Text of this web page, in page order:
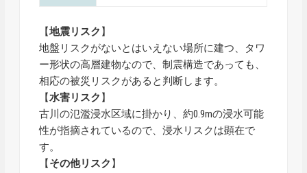
【地震リスク 】
地盤リスクがないとはいえない場所に建つ、タワ
ー形状の高層建物なので、制震構造であっても、
相応の被災リスクがあると判断します。
【水害リスク 】
古川の氾濫浸水区域に掛かり、約0.9mの浸水可能
性が指摘されているので、浸水リスクは顕在で
す。
【その他リスク 】